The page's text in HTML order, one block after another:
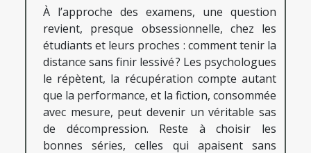
À l’approche des examens, une question
revient, presque obsessionnelle, chez les
étudiants et leurs proches : comment tenir la
distance sans finir lessivé ? Les psychologues
le répètent, la récupération compte autant
que la performance, et la fiction, consommée
avec mesure, peut devenir un véritable sas
de décompression. Reste à choisir les
bonnes séries, celles qui apaisent sans